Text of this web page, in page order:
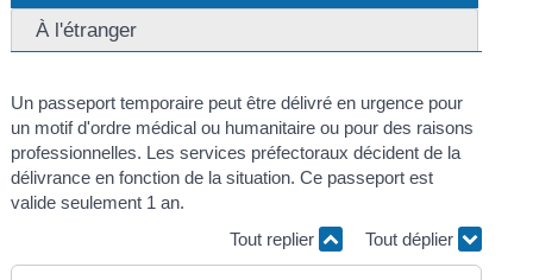
À l'étranger
Un passeport temporaire peut être délivré en urgence pour
un motif d'ordre médical ou humanitaire ou pour des raisons
professionnelles. Les services préfectoraux décident de la
délivrance en fonction de la situation. Ce passeport est
valide seulement 1 an.
Tout replier
Tout déplier